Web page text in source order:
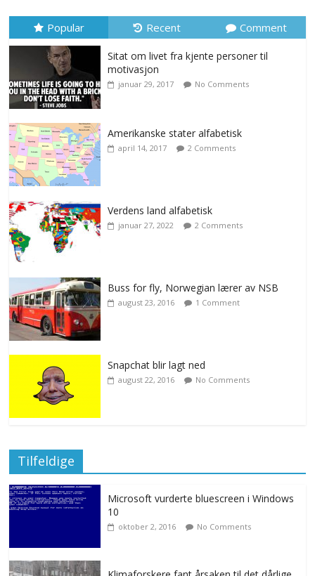
Popular Recent Comment
Sitat om livet fra kjente personer til
motivasjon
januar 29, 2017 No Comments
Amerikanske stater alfabetisk
april 14, 2017 2 Comments
Verdens land alfabetisk
januar 27, 2022 2 Comments
Buss for fly, Norwegian lærer av NSB
august 23, 2016 1 Comment
Snapchat blir lagt ned
august 22, 2016 No Comments
Tilfeldige
Microsoft vurderte bluescreen i Windows
10
oktober 2, 2016 No Comments